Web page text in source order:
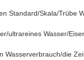
Standard/Skala/Trübe
ultrareines Wasser/
Wasserverbrauch/die